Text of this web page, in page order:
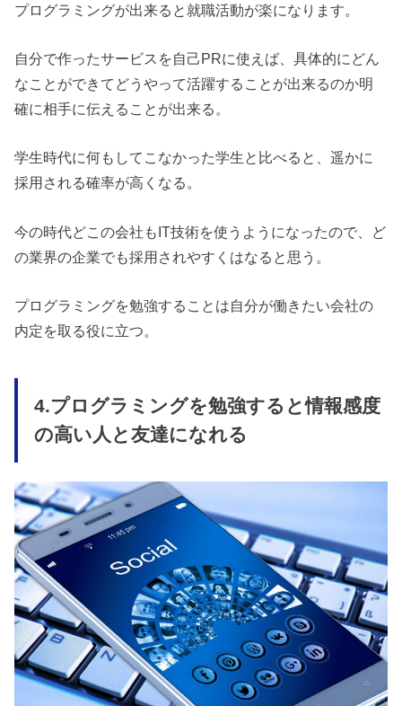
プログラミングが出来ると就職活動が楽になります。
自分で作ったサービスを自己PRに使えば、具体的にどん
なことができてどうやって活躍することが出来るのか明
確に相手に伝えることが出来る。
学生時代に何もしてこなかった学生と比べると、遥かに
採用される確率が高くなる。
今の時代どこの会社もIT技術を使うようになったので、ど
の業界の企業でも採用されやすくはなると思う。
プログラミングを勉強することは自分が働きたい会社の
内定を取る役に立つ。
4.プログラミングを勉強すると情報感度
の高い人と友達になれる